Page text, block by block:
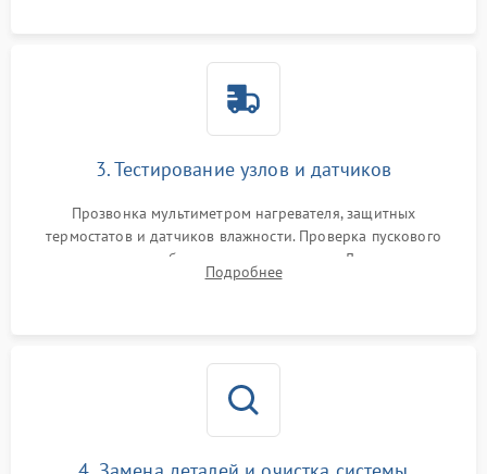
3. Тестирование узлов и датчиков
Прозвонка мультиметром нагревателя, защитных
термостатов и датчиков влажности. Проверка пускового
конденсатора, обмоток мотора и помпы. Для машин с
тепловым насосом — диагностика работы компрессора и
Подробнее